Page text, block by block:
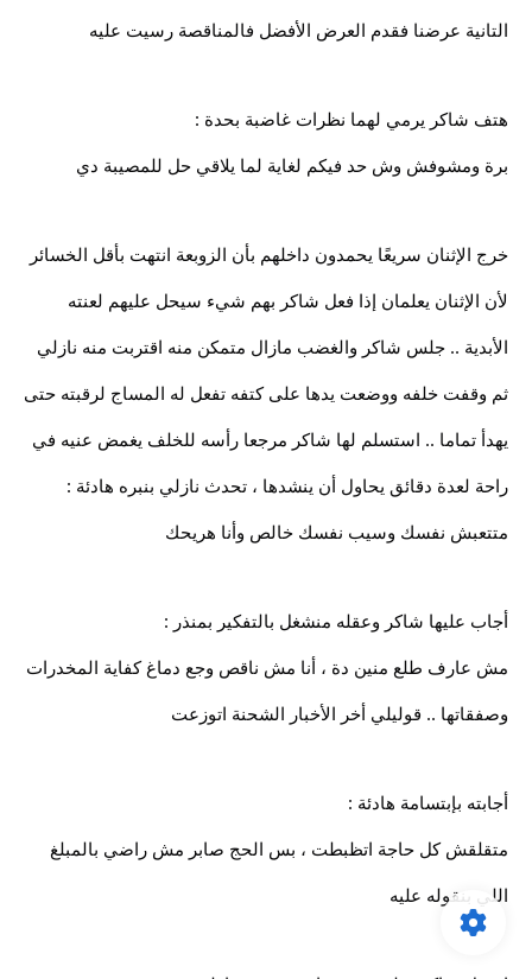
التانية عرضنا فقدم العرض الأفضل فالمناقصة رسيت عليه
هتف شاكر يرمي لهما نظرات غاضبة بحدة :
برة ومشوفش وش حد فيكم لغاية لما يلاقي حل للمصيبة دي
خرج الإثنان سريعًا يحمدون داخلهم بأن الزوبعة انتهت بأقل الخسائر
لأن الإثنان يعلمان إذا فعل شاكر بهم شيء سيحل عليهم لعنته
الأبدية .. جلس شاكر والغضب مازال متمكن منه اقتربت منه نازلي
ثم وقفت خلفه ووضعت يدها على كتفه تفعل له المساج لرقبته حتى
يهدأ تماما .. استسلم لها شاكر مرجعا رأسه للخلف يغمض عنيه في
راحة لعدة دقائق يحاول أن ينشدها ، تحدث نازلي بنبره هادئة :
متتعبش نفسك وسيب نفسك خالص وأنا هريحك
أجاب عليها شاكر وعقله منشغل بالتفكير بمنذر :
مش عارف طلع منين دة ، أنا مش ناقص وجع دماغ كفاية المخدرات
وصفقاتها .. قوليلي أخر الأخبار الشحنة اتوزعت
أجابته بإبتسامة هادئة :
متقلقش كل حاجة اتظبطت ، بس الحج صابر مش راضي بالمبلغ
اللي بنقوله عليه